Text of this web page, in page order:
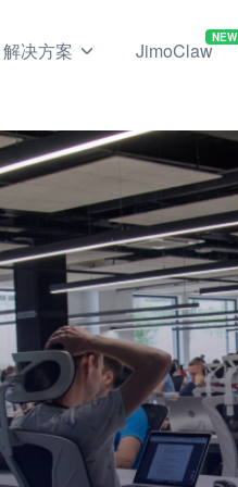
解决方案 JimoClaw
NEW